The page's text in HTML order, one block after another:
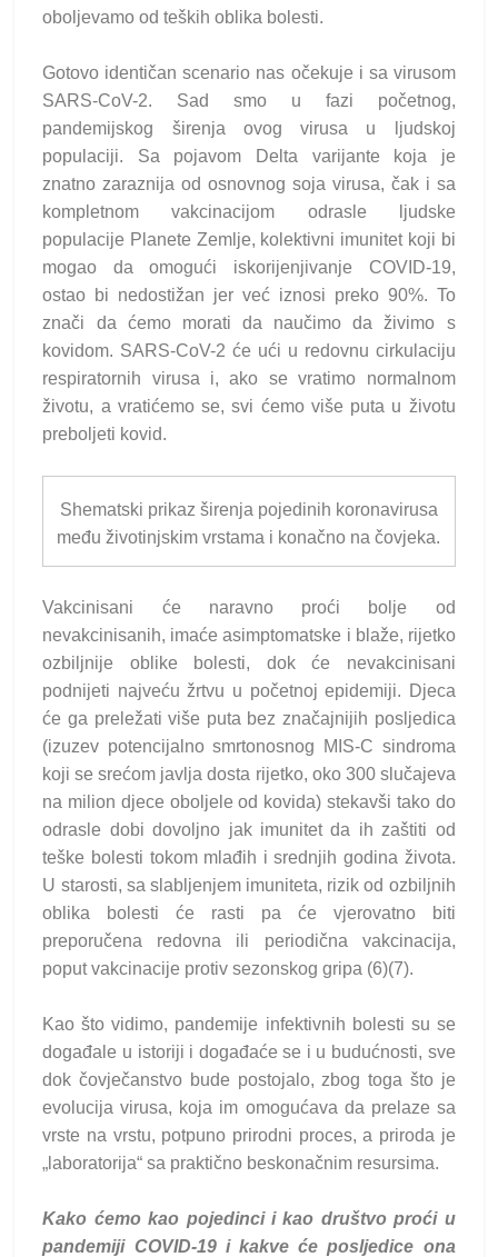
oboljevamo od teških oblika bolesti.
Gotovo identičan scenario nas očekuje i sa virusom
SARS-CoV-2. Sad smo u fazi početnog,
pandemijskog širenja ovog virusa u ljudskoj
populaciji. Sa pojavom Delta varijante koja je
znatno zaraznija od osnovnog soja virusa, čak i sa
kompletnom vakcinacijom odrasle ljudske
populacije Planete Zemlje, kolektivni imunitet koji bi
mogao da omogući iskorijenjivanje COVID-19,
ostao bi nedostižan jer već iznosi preko 90%. To
znači da ćemo morati da naučimo da živimo s
kovidom. SARS-CoV-2 će ući u redovnu cirkulaciju
respiratornih virusa i, ako se vratimo normalnom
životu, a vratićemo se, svi ćemo više puta u životu
preboljeti kovid.
Shematski prikaz širenja pojedinih koronavirusa
među životinjskim vrstama i konačno na čovjeka.
Vakcinisani će naravno proći bolje od
nevakcinisanih, imaće asimptomatske i blaže, rijetko
ozbiljnije oblike bolesti, dok će nevakcinisani
podnijeti najveću žrtvu u početnoj epidemiji. Djeca
će ga preležati više puta bez značajnijih posljedica
(izuzev potencijalno smrtonosnog MIS-C sindroma
koji se srećom javlja dosta rijetko, oko 300 slučajeva
na milion djece oboljele od kovida) stekavši tako do
odrasle dobi dovoljno jak imunitet da ih zaštiti od
teške bolesti tokom mlađih i srednjih godina života.
U starosti, sa slabljenjem imuniteta, rizik od ozbiljnih
oblika bolesti će rasti pa će vjerovatno biti
preporučena redovna ili periodična vakcinacija,
poput vakcinacije protiv sezonskog gripa (6)(7).
Kao što vidimo, pandemije infektivnih bolesti su se
događale u istoriji i događaće se i u budućnosti, sve
dok čovječanstvo bude postojalo, zbog toga što je
evolucija virusa, koja im omogućava da prelaze sa
vrste na vrstu, potpuno prirodni proces, a priroda je
„laboratorija“ sa praktično beskonačnim resursima.
Kako ćemo kao pojedinci i kao društvo proći u
pandemiji COVID-19 i kakve će posljedice ona